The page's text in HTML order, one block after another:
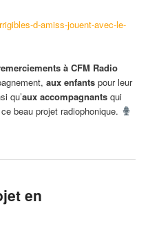
d-amiss-jouent-avec-le-
àCFM Radio
aux enfants pour leur
qu’aux accompagnants qui
beau projet radiophonique.
en